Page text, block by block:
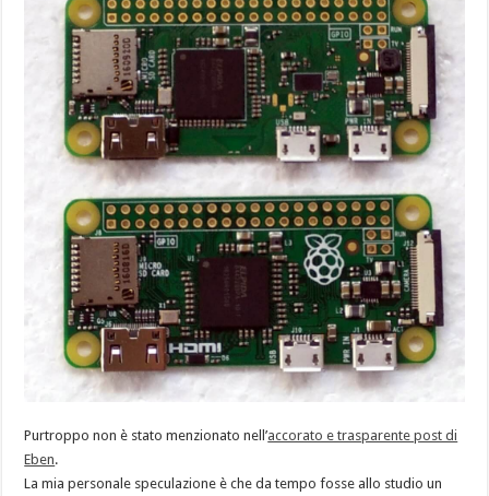
Purtroppo non è stato menzionato nell’accorato e trasparente post di
Eben.
La mia personale speculazione è che da tempo fosse allo studio un